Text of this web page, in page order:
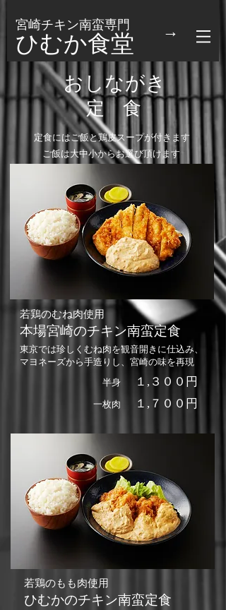
宮崎チキン南蛮専門
ひむか食堂 →
おしながき
定 食
定食にはご飯と鶏皮スープが付きます
ご飯は大中小からお選び頂けます
若鶏のむね肉使用
本場宮崎のチキン南蛮定食
東京では珍しくむね肉を観音開きに仕込み、
マヨネーズから手造りし、宮崎の味を再現
半身 １,３０ ０円
一枚肉 １,７ ００円
若鶏のもも肉使用
ひむかのチキン南蛮定食